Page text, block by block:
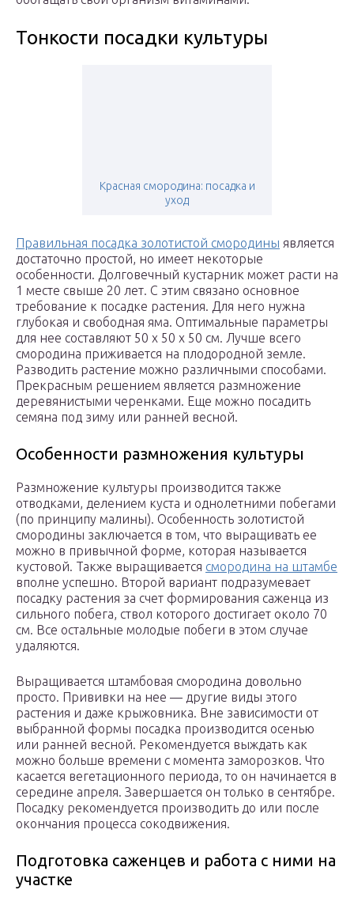
Тонкости посадки культуры
Красная смородина: посадка и
уход
Правильная посадка золотистой смородины является
достаточно простой, но имеет некоторые
особенности. Долговечный кустарник может расти на
1 месте свыше 20 лет. С этим связано основное
требование к посадке растения. Для него нужна
глубокая и свободная яма. Оптимальные параметры
для нее составляют 50 х 50 х 50 см. Лучше всего
смородина приживается на плодородной земле.
Разводить растение можно различными способами.
Прекрасным решением является размножение
деревянистыми черенками. Еще можно посадить
семяна под зиму или ранней весной.
Особенности размножения культуры
Размножение культуры производится также
отводками, делением куста и однолетними побегами
(по принципу малины). Особенность золотистой
смородины заключается в том, что выращивать ее
можно в привычной форме, которая называется
кустовой. Также выращивается смородина на штамбе
вполне успешно. Второй вариант подразумевает
посадку растения за счет формирования саженца из
сильного побега, ствол которого достигает около 70
см. Все остальные молодые побеги в этом случае
удаляются.
Выращивается штамбовая смородина довольно
просто. Прививки на нее — другие виды этого
растения и даже крыжовника. Вне зависимости от
выбранной формы посадка производится осенью
или ранней весной. Рекомендуется выждать как
можно больше времени с момента заморозков. Что
касается вегетационного периода, то он начинается в
середине апреля. Завершается он только в сентябре.
Посадку рекомендуется производить до или после
окончания процесса сокодвижения.
Подготовка саженцев и работа с ними на
участке